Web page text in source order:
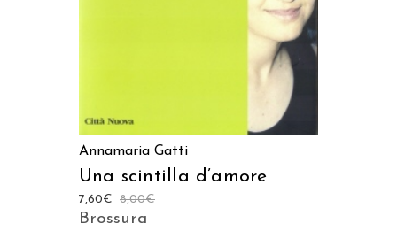
Annamaria Gatti
Una scintilla d’amore
8,00€
7,60€
Brossura